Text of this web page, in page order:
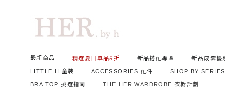
最新商品 精選夏日單品𝟓折 新品搭配專區 新品成套優
LITTLE H 童裝 ACCESSORIES 配件 SHOP BY
BRA TOP 挑選指南 THE HER WARDROBE 衣櫥計劃
首頁 ALL 全部商品 雲朵人造絲｜短版貼身上衣